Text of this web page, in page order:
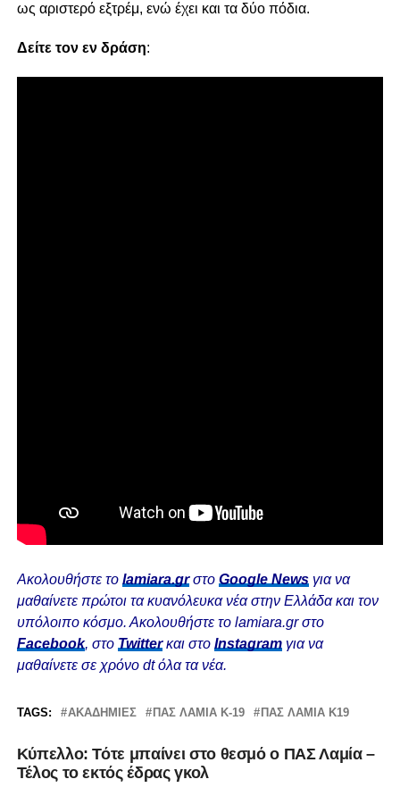
ως αριστερό εξτρέμ, ενώ έχει και τα δύο πόδια.
Δείτε τον εν δράση:
Ακολουθήστε το lamiara.grστο Google Newsγια να
μαθαίνετε πρώτοι τα κυανόλευκα νέα στην Ελλάδα και τον
υπόλοιπο κόσμο. Ακολουθήστε το lamiara.gr στο
Facebook, στο Twitterκαι στο Instagram για να
μαθαίνετε σε χρόνο dt όλα τα νέα.
TAGS: ΑΚΑΔΗΜΊΕΣ ΠΑΣ ΛΑΜΙΑ Κ-19 ΠΑΣ ΛΑΜΙΑ Κ19
Κύπελλο: Τότε μπαίνει στο θεσμό ο ΠΑΣ Λαμία –
Τέλος το εκτός έδρας γκολ